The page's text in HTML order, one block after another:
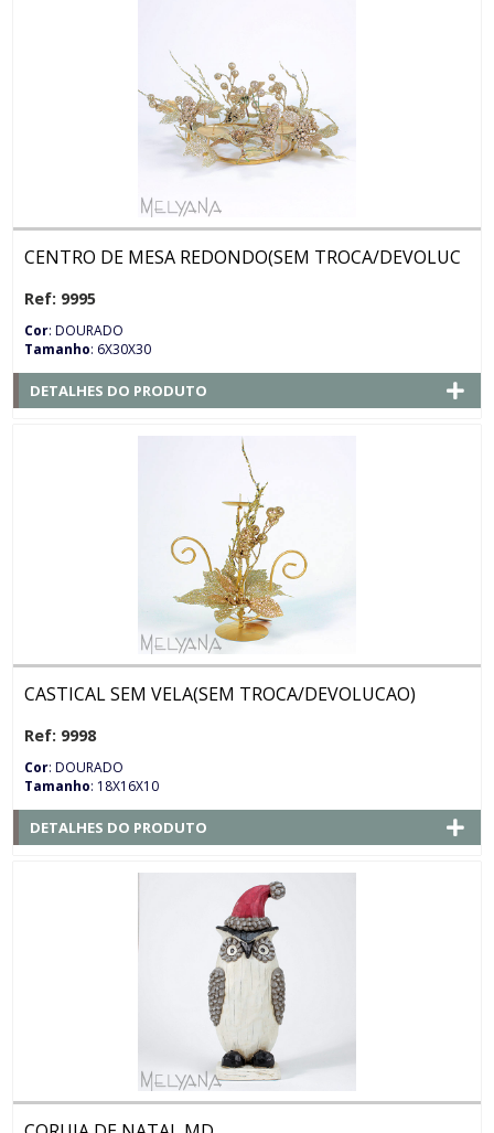
CENTRO DE MESA REDONDO(SEM TROCA/DEVOLUC
Ref: 9995
Cor: DOURADO
Tamanho: 6X30X30
DETALHES DO PRODUTO
CASTICAL SEM VELA(SEM TROCA/DEVOLUCAO)
Ref: 9998
Cor: DOURADO
Tamanho: 18X16X10
DETALHES DO PRODUTO